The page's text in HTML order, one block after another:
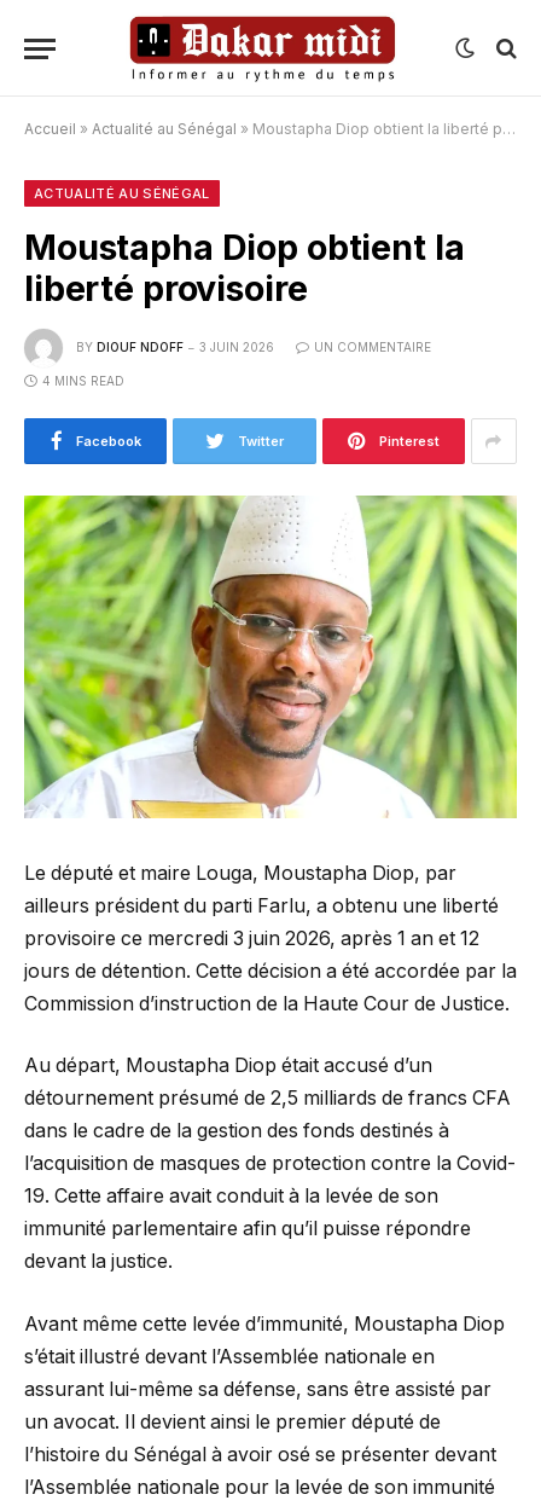
Accueil » Actualité au Sénégal » Moustapha Diop obtient la liberté provisoire
ACTUALITÉ AU SÉNÉGAL
Moustapha Diop obtient la
liberté provisoire
BY DIOUF NDOFF 3 JUIN 2026 UN COMMENTAIRE
4 MINS READ
Facebook Twitter Pinterest
Le député et maire Louga, Moustapha Diop, par
ailleurs président du parti Farlu, a obtenu une liberté
provisoire ce mercredi 3 juin 2026, après 1 an et 12
jours de détention. Cette décision a été accordée par la
Commission d’instruction de la Haute Cour de Justice.
Au départ, Moustapha Diop était accusé d’un
détournement présumé de 2,5 milliards de francs CFA
dans le cadre de la gestion des fonds destinés à
l’acquisition de masques de protection contre la Covid-
19. Cette affaire avait conduit à la levée de son
immunité parlementaire afin qu’il puisse répondre
devant la justice.
Avant même cette levée d’immunité, Moustapha Diop
s’était illustré devant l’Assemblée nationale en
assurant lui-même sa défense, sans être assisté par
un avocat. Il devient ainsi le premier député de
l’histoire du Sénégal à avoir osé se présenter devant
l’Assemblée nationale pour la levée de son immunité